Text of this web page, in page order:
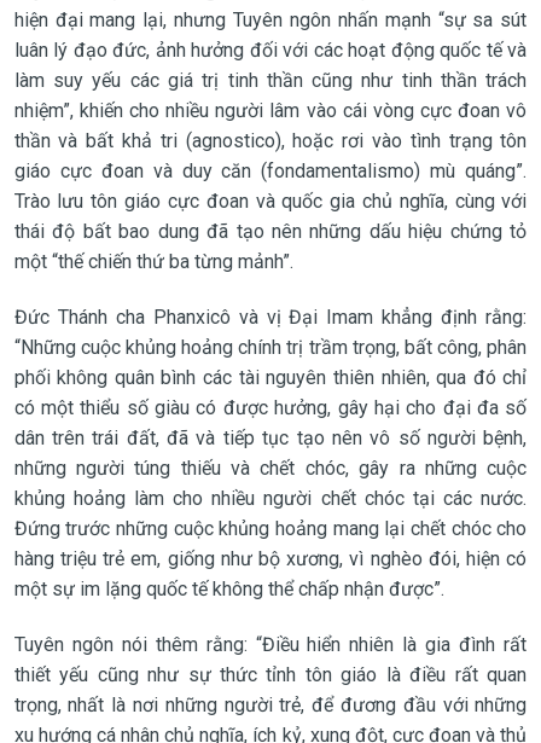
hiện đại mang lại, nhưng Tuyên ngôn nhấn mạnh “sự sa sút
luân lý đạo đức, ảnh hưởng đối với các hoạt động quốc tế và
làm suy yếu các giá trị tinh thần cũng như tinh thần trách
nhiệm”, khiến cho nhiều người lâm vào cái vòng cực đoan vô
thần và bất khả tri (agnostico), hoặc rơi vào tình trạng tôn
giáo cực đoan và duy căn (fondamentalismo) mù quáng”.
Trào lưu tôn giáo cực đoan và quốc gia chủ nghĩa, cùng với
thái độ bất bao dung đã tạo nên những dấu hiệu chứng tỏ
một “thế chiến thứ ba từng mảnh”.
Đức Thánh cha Phanxicô và vị Đại Imam khẳng định rằng:
“Những cuộc khủng hoảng chính trị trầm trọng, bất công, phân
phối không quân bình các tài nguyên thiên nhiên, qua đó chỉ
có một thiểu số giàu có được hưởng, gây hại cho đại đa số
dân trên trái đất, đã và tiếp tục tạo nên vô số người bệnh,
những người túng thiếu và chết chóc, gây ra những cuộc
khủng hoảng làm cho nhiều người chết chóc tại các nước.
Đứng trước những cuộc khủng hoảng mang lại chết chóc cho
hàng triệu trẻ em, giống như bộ xương, vì nghèo đói, hiện có
một sự im lặng quốc tế không thể chấp nhận được”.
Tuyên ngôn nói thêm rằng: “Điều hiển nhiên là gia đình rất
thiết yếu cũng như sự thức tỉnh tôn giáo là điều rất quan
trọng, nhất là nơi những người trẻ, để đương đầu với những
xu hướng cá nhân chủ nghĩa, ích kỷ, xung đột, cực đoan và thủ